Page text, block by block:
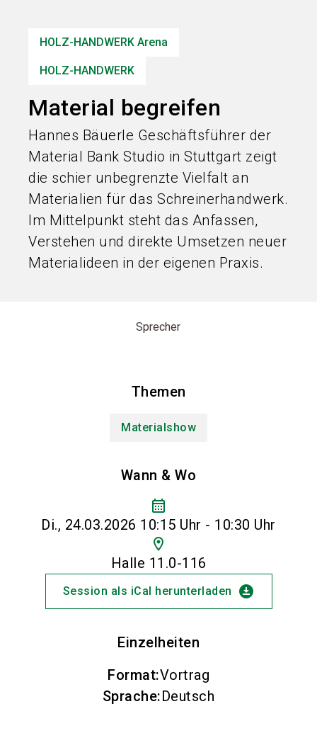
HOLZ-HANDWERK Arena
HOLZ-HANDWERK
Material begreifen
Hannes Bäuerle Geschäftsführer der
Material Bank Studio in Stuttgart zeigt
die schier unbegrenzte Vielfalt an
Materialien für das Schreinerhandwerk.
Im Mittelpunkt steht das Anfassen,
Verstehen und direkte Umsetzen neuer
Materialideen in der eigenen Praxis.
Sprecher
Themen
Materialshow
Wann & Wo
calendar_month
Di., 24.03.2026 10:15 Uhr - 10:30 Uhr
location_on
Halle 11.0-116
Session als iCal herunterladen download_for_offline
Einzelheiten
Format:Vortrag
Sprache:Deutsch